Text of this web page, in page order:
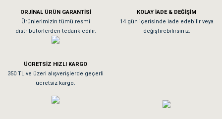
As**** Tu******
Tavşanım kafesinin kalitesine ve paketlemesine bayıldım
Sa**** On******
ORJİNAL ÜRÜN GARANTİSİ
Ürünlerimizin tümü resmi
distribütörlerden tedarik edilir.
KOLAY İADE & DEĞİŞİM
14 gün içerisinde iade edebilir veya
değiştirebilirsiniz.
ÜCRETSİZ HIZLI KARGO
350 TL ve üzeri alışverişlerde geçerli
ücretsiz kargo.